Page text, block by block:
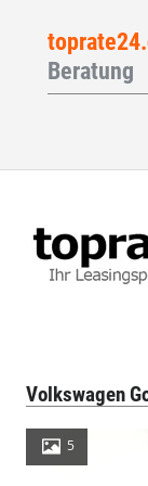
Beratung
Volkswagen
5